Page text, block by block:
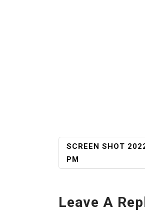
POST
NAVIGATION
SCREEN SHOT
PM
Leave A